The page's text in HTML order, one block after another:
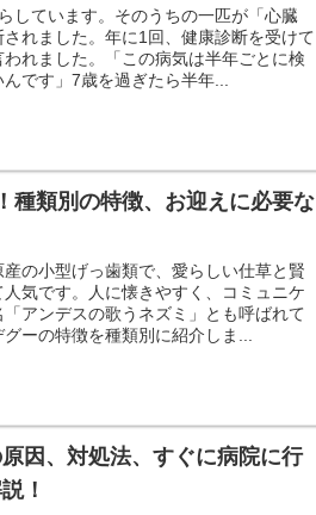
しています。そのうちの一匹が「心臓
れました。年に1回、健康診断を受けて
れました。「この病気は半年ごとに検
です」7歳を過ぎたら半年...
種類別の特徴、お迎えに必要な
の小型げっ歯類で、愛らしい仕草と賢
気です。人に懐きやすく、コミュニケ
アンデスの歌うネズミ」とも呼ばれて
ーの特徴を種類別に紹介しま...
因、対処法、すぐに病院に行
！